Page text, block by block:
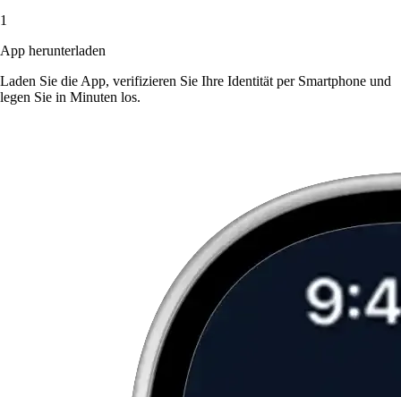
1
App herunterladen
Laden Sie die App, verifizieren Sie Ihre Identität per Smartphone und
legen Sie in Minuten los.